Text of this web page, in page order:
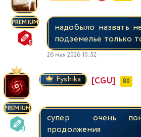
PREMIUM
надобыло назвать
подземелье только
26 мая 2026 10:52
PREMIUM
Fyshika [CGU] 80
супер очень
продолжения